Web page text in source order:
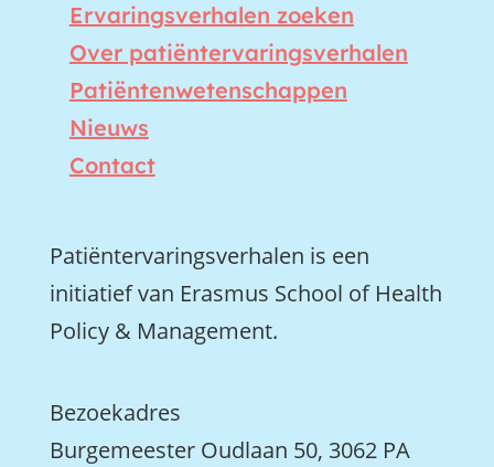
Ervaringsverhalen zoeken
Over patiëntervaringsverhalen
Patiëntenwetenschappen
Nieuws
Contact
Patiëntervaringsverhalen is een
initiatief van Erasmus School of Health
Policy & Management.
Bezoekadres
Burgemeester Oudlaan 50, 3062 PA